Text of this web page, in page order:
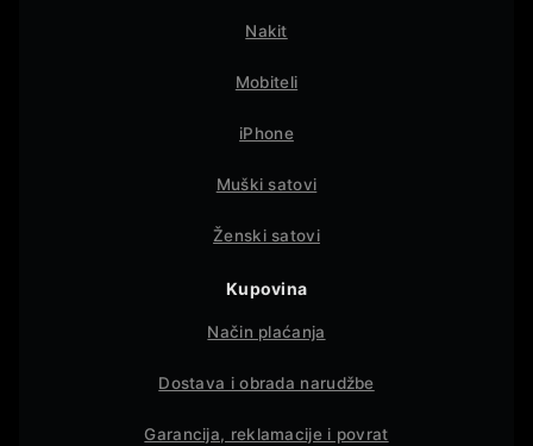
Nakit
Mobiteli
iPhone
Muški satovi
Ženski satovi
Kupovina
Način plaćanja
Dostava i obrada narudžbe
Garancija, reklamacije i povrat